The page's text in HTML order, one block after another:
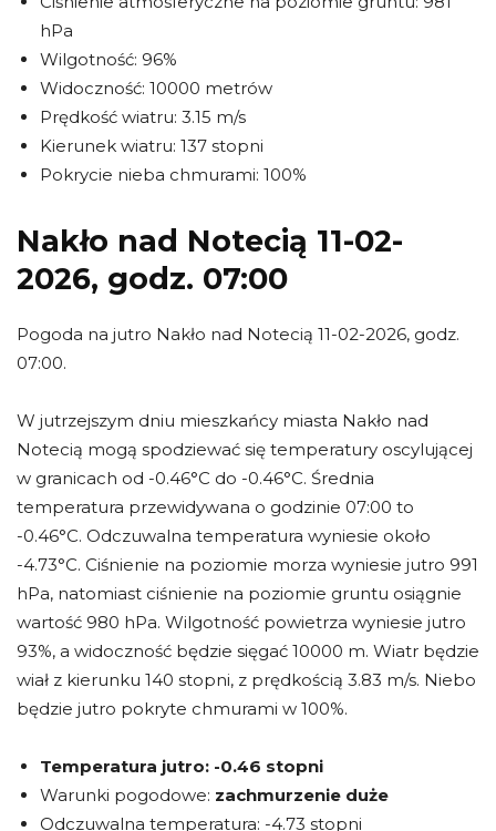
hPa
Wilgotność: 96%
Widoczność: 10000 metrów
Prędkość wiatru: 3.15 m/s
Kierunek wiatru: 137 stopni
Pokrycie nieba chmurami: 100%
Nakło nad Notecią 11-02-
2026, godz. 07:00
Pogoda na jutro Nakło nad Notecią 11-02-2026, godz.
07:00.
W jutrzejszym dniu mieszkańcy miasta Nakło nad
Notecią mogą spodziewać się temperatury oscylującej
w granicach od -0.46°C do -0.46°C. Średnia
temperatura przewidywana o godzinie 07:00 to
-0.46°C. Odczuwalna temperatura wyniesie około
-4.73°C. Ciśnienie na poziomie morza wyniesie jutro 991
hPa, natomiast ciśnienie na poziomie gruntu osiągnie
wartość 980 hPa. Wilgotność powietrza wyniesie jutro
93%, a widoczność będzie sięgać 10000 m. Wiatr będzie
wiał z kierunku 140 stopni, z prędkością 3.83 m/s. Niebo
będzie jutro pokryte chmurami w 100%.
Temperatura jutro: -0.46 stopni
Warunki pogodowe: zachmurzenie duże
Odczuwalna temperatura: -4.73 stopni